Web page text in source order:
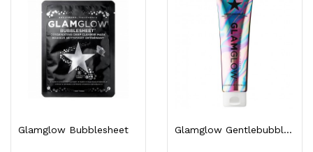
Glamglow Bubblesheet Glamglow Gentlebubble Nettoyant Revitalisant...